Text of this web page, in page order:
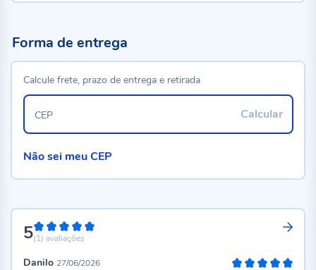
5100%
(1) avaliações
Danilo 27/06/2026
Forma de entrega
Calcule frete, prazo de entrega e retirada
Calcular
CEP
Não sei meu CEP